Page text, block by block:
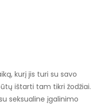
kurį jis turi su savo
ištarti tam tikri žodžiai.
seksualine įgalinimo